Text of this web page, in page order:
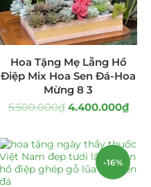
(160)
Hoa Tặng Mẹ Lẵng Hồ
Điệp Mix Hoa Sen Đá-Hoa
Mừng 8 3
5.500.000₫ 4.400.000₫
-16%